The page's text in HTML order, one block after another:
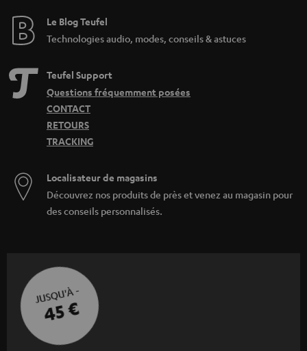
Le Blog Teufel
Technologies audio, modes, conseils & astuces
Teufel Support
Questions fréquemment posées
CONTACT
RETOURS
TRACKING
Localisateur de magasins
Découvrez nos produits de près et venez au magasin pour
des conseils personnalisés.
JUSQU'À -
45 €